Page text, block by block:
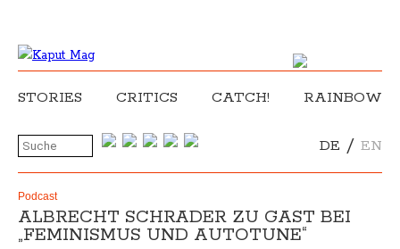
STORIES CRITICS CATCH! RAINBOW
DE / EN
Podcast
ALBRECHT SCHRADER ZU GAST BEI
„FEMINISMUS UND AUTOTUNE“